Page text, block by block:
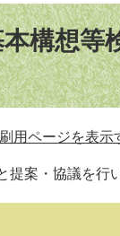
構想等
用ページを表示
案・協議を行